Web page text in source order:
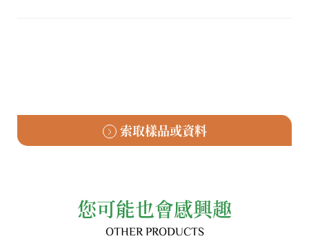
索取樣品或資料
您可能也會感興趣
OTHER PRODUCTS